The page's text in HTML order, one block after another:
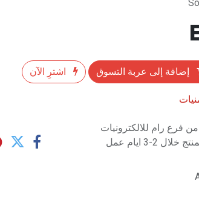
إضافة إلى عربة التسوق
اشترِ الآن
فرع رام للالكترونيات
2-3 ايام عمل